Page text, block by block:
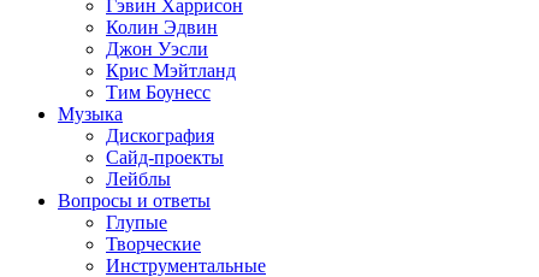
Гэвин Харрисон
Колин Эдвин
Джон Уэсли
Крис Мэйтланд
Тим Боунесс
Музыка
Дискография
Сайд-проекты
Лейблы
Вопросы и ответы
Глупые
Творческие
Инструментальные